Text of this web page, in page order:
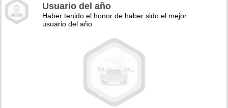
Usuario del año
Haber tenido el honor de haber sido el mejor
usuario del año